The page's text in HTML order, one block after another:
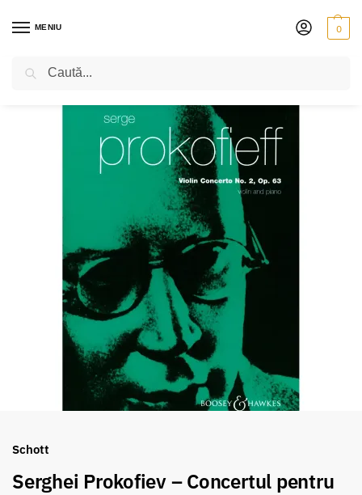
MENIU 0
Schott
Serghei Prokofiev – Concertul pentru